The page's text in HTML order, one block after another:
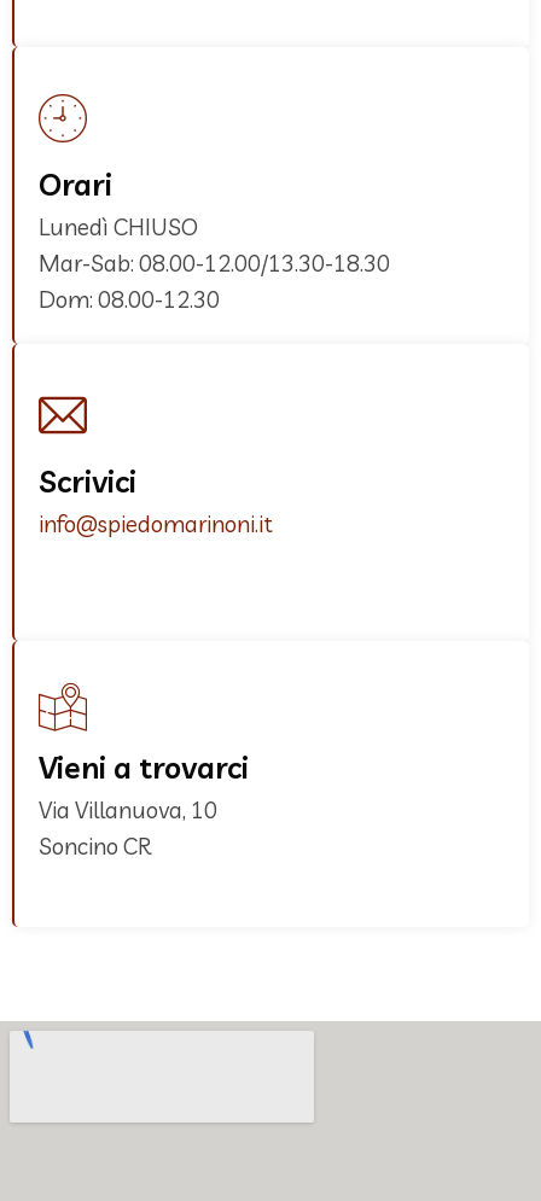
Orari
Lunedì CHIUSO
Mar-Sab: 08.00-12.00/13.30-18.30
Dom: 08.00-12.30
Scrivici
info@spiedomarinoni.it
Vieni a trovarci
Via Villanuova, 10
Soncino CR